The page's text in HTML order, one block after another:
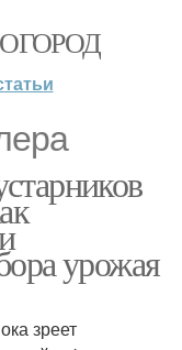
урожая
зреет